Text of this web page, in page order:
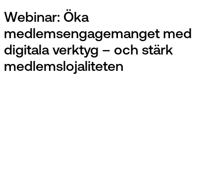
Webinar: Öka
medlemsengagemanget med
digitala verktyg – och stärk
medlemslojaliteten